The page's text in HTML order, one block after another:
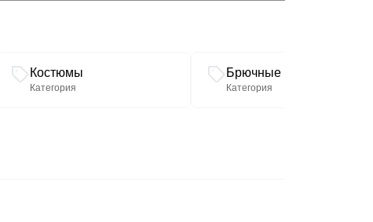
Костюмы
Категория
Брючные костюмы
Категория